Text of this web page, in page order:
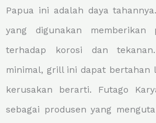
Papua ini adalah daya
yang digunakan memberikan
terhadap korosi dan
minimal, grill ini dapat bertahan
kerusakan berarti. Futago
sebagai produsen yang